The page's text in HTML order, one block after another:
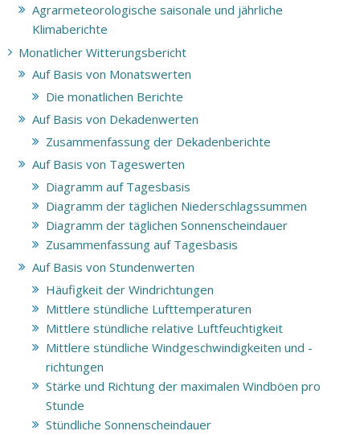
Agrarmeteorologische saisonale und jährliche
Klimaberichte
Monatlicher Witterungsbericht
Auf Basis von Monatswerten
Die monatlichen Berichte
Auf Basis von Dekadenwerten
Zusammenfassung der Dekadenberichte
Auf Basis von Tageswerten
Diagramm auf Tagesbasis
Diagramm der täglichen Niederschlagssummen
Diagramm der täglichen Sonnenscheindauer
Zusammenfassung auf Tagesbasis
Auf Basis von Stundenwerten
Häufigkeit der Windrichtungen
Mittlere stündliche Lufttemperaturen
Mittlere stündliche relative Luftfeuchtigkeit
Mittlere stündliche Windgeschwindigkeiten und -
richtungen
Stärke und Richtung der maximalen Windböen pro
Stunde
Stündliche Sonnenscheindauer